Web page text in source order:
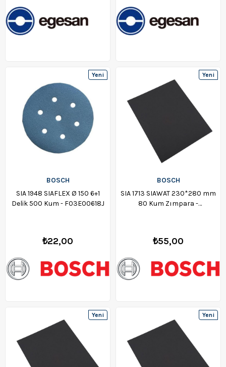
BOSCH
SIA 1948 SIAFLEX Ø 150 6+1
Delik 500 Kum - F03E00618J
₺22,00
Yeni
BOSCH
SIA 1713 SIAWAT 230*280 mm
80 Kum Zımpara -
₺55,00
Yeni
Yeni
Yeni